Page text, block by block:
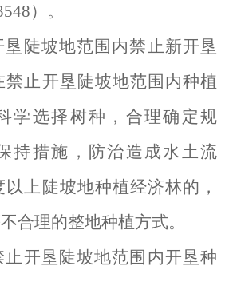
）。
垦陡坡地范围内禁止新开垦
止开垦陡坡地范围内种植
学选择树种，合理确定规
持措施，防治造成水土流
上陡坡地种植经济林的，
合理的整地种植方式。
止开垦陡坡地范围内开垦种